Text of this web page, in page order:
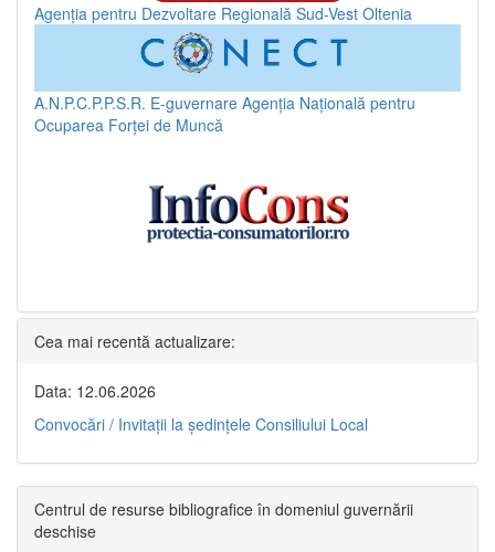
Agenția pentru Dezvoltare Regională Sud-Vest Oltenia
A.N.P.C.P.P.S.R. E-guvernare Agenția Națională pentru
Ocuparea Forței de Muncă
Cea mai recentă actualizare:
Data: 12.06.2026
Convocări / Invitaţii la şedinţele Consiliului Local
Centrul de resurse bibliografice în domeniul guvernării
deschise